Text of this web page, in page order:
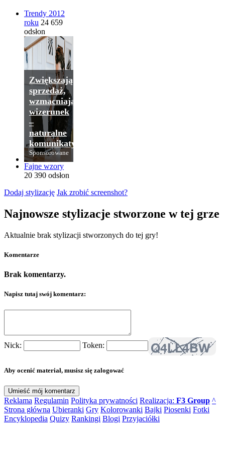
Trendy 2012
roku 24 659
odsłon
Zwiększają
sprzedaż,
wzmacniają
wizerunek
–
naturalne
komunikaty.
Sponsorowane
Fajne wzory
20 390 odsłon
Dodaj stylizację Jak zrobić screenshot?
Najnowsze stylizacje stworzone w tej grze
Aktualnie brak stylizacji stworzonych do tej gry!
Komentarze
Brak komentarzy.
Napisz tutaj swój komentarz:
Nick: Token:
Aby ocenić materiał, musisz się zalogować
Reklama Regulamin Polityka prywatności Realizacja: F3 Group ^
Strona główna Ubieranki Gry Kolorowanki Bajki Piosenki Fotki
Encyklopedia Quizy Rankingi Blogi Przyjaciółki